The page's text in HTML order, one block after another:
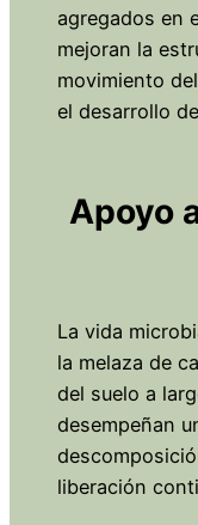
agregados en
mejoran la
movimiento
el desarrollo
Apoyo
La vida
la melaza de
del suelo a
desempeñan
liberación